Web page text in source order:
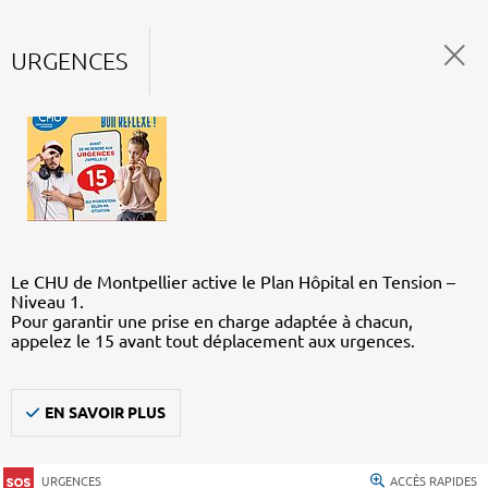
URGENCES
Le CHU de Montpellier active le Plan Hôpital en Tension –
Niveau 1.
Pour garantir une prise en charge adaptée à chacun,
appelez le 15 avant tout déplacement aux urgences.
EN SAVOIR PLUS
URGENCES ACCÈS RAPIDES